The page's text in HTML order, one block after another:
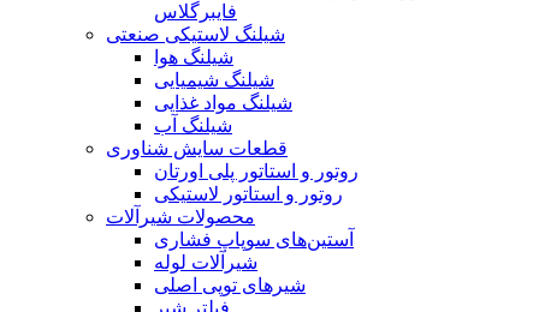
فایبرگلاس
شیلنگ لاستیکی صنعتی
شیلنگ هوا
شیلنگ شیمیایی
شیلنگ مواد غذایی
شیلنگ آب
قطعات سایش شناوری
روتور و استاتور پلی اورتان
روتور و استاتور لاستیکی
محصولات شیرآلات
آستین‌های سوپاپ فشاری
شیرآلات لوله
شیرهای توپی اصلی
فیلتر شیر